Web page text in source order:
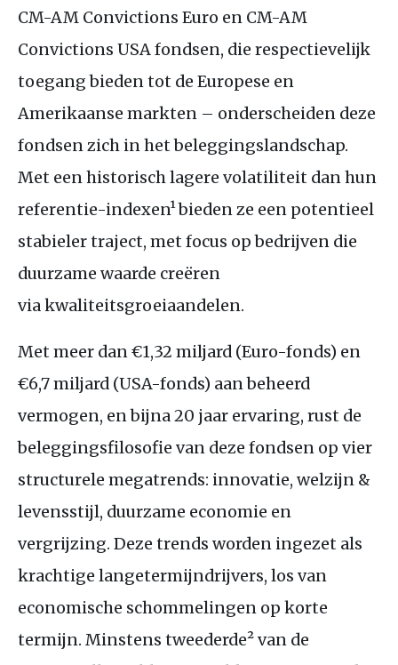
CM-AM Convictions Euro en CM-AM
Convictions USA fondsen, die respectievelijk
toegang bieden tot de Europese en
Amerikaanse markten – onderscheiden deze
fondsen zich in het beleggingslandschap.
Met een historisch lagere volatiliteit dan hun
referentie-indexen¹ bieden ze een potentieel
stabieler traject, met focus op bedrijven die
duurzame waarde creëren
via kwaliteitsgroeiaandelen.
Met meer dan €1,32 miljard (Euro-fonds) en
€6,7 miljard (USA-fonds) aan beheerd
vermogen, en bijna 20 jaar ervaring, rust de
beleggingsfilosofie van deze fondsen op vier
structurele megatrends: innovatie, welzijn &
levensstijl, duurzame economie en
vergrijzing. Deze trends worden ingezet als
krachtige langetermijndrijvers, los van
economische schommelingen op korte
termijn. Minstens tweederde² van de